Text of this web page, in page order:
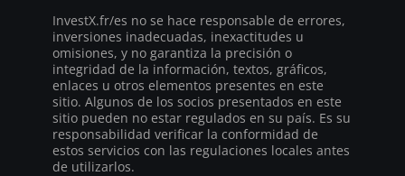
InvestX.fr/es no se hace responsable de errores,
inversiones inadecuadas, inexactitudes u
omisiones, y no garantiza la precisión o
integridad de la información, textos, gráficos,
enlaces u otros elementos presentes en este
sitio. Algunos de los socios presentados en este
sitio pueden no estar regulados en su país. Es su
responsabilidad verificar la conformidad de
estos servicios con las regulaciones locales antes
de utilizarlos.